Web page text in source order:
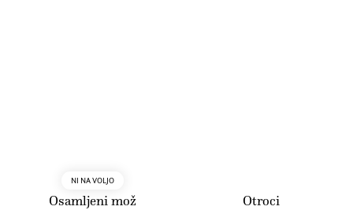
NI NA VOLJO
Osamljeni mož Otroci